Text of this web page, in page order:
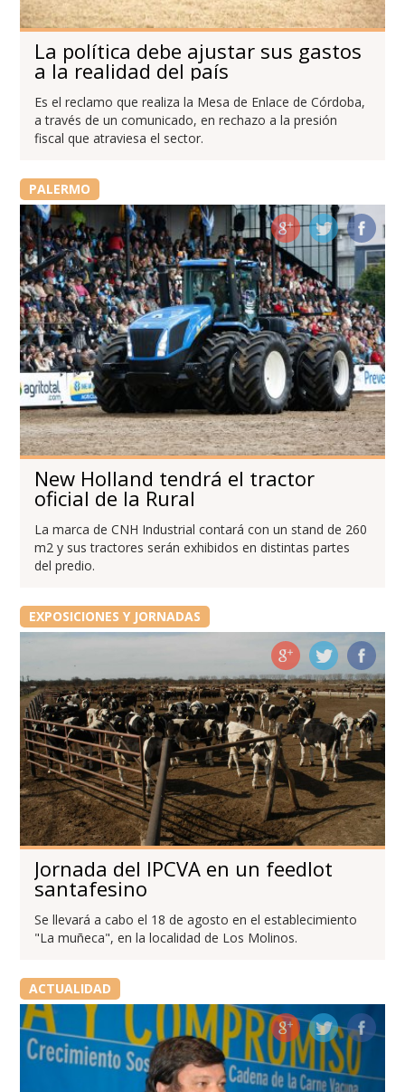
La política debe ajustar sus gastos
a la realidad del país
Es el reclamo que realiza la Mesa de Enlace de Córdoba,
a través de un comunicado, en rechazo a la presión
fiscal que atraviesa el sector.
PALERMO
New Holland tendrá el tractor
oficial de la Rural
La marca de CNH Industrial contará con un stand de 260
m2 y sus tractores serán exhibidos en distintas partes
del predio.
EXPOSICIONES Y JORNADAS
Jornada del IPCVA en un feedlot
santafesino
Se llevará a cabo el 18 de agosto en el establecimiento
"La muñeca", en la localidad de Los Molinos.
ACTUALIDAD